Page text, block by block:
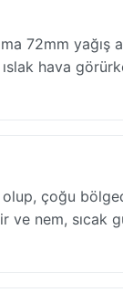
72mm yağış
hava
çoğu
nem, sıcak